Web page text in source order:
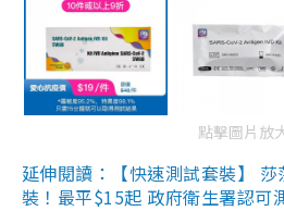
點擊圖片放
延伸閱讀：【快速測試套裝】
裝！最平$15起 政府衛生署認可